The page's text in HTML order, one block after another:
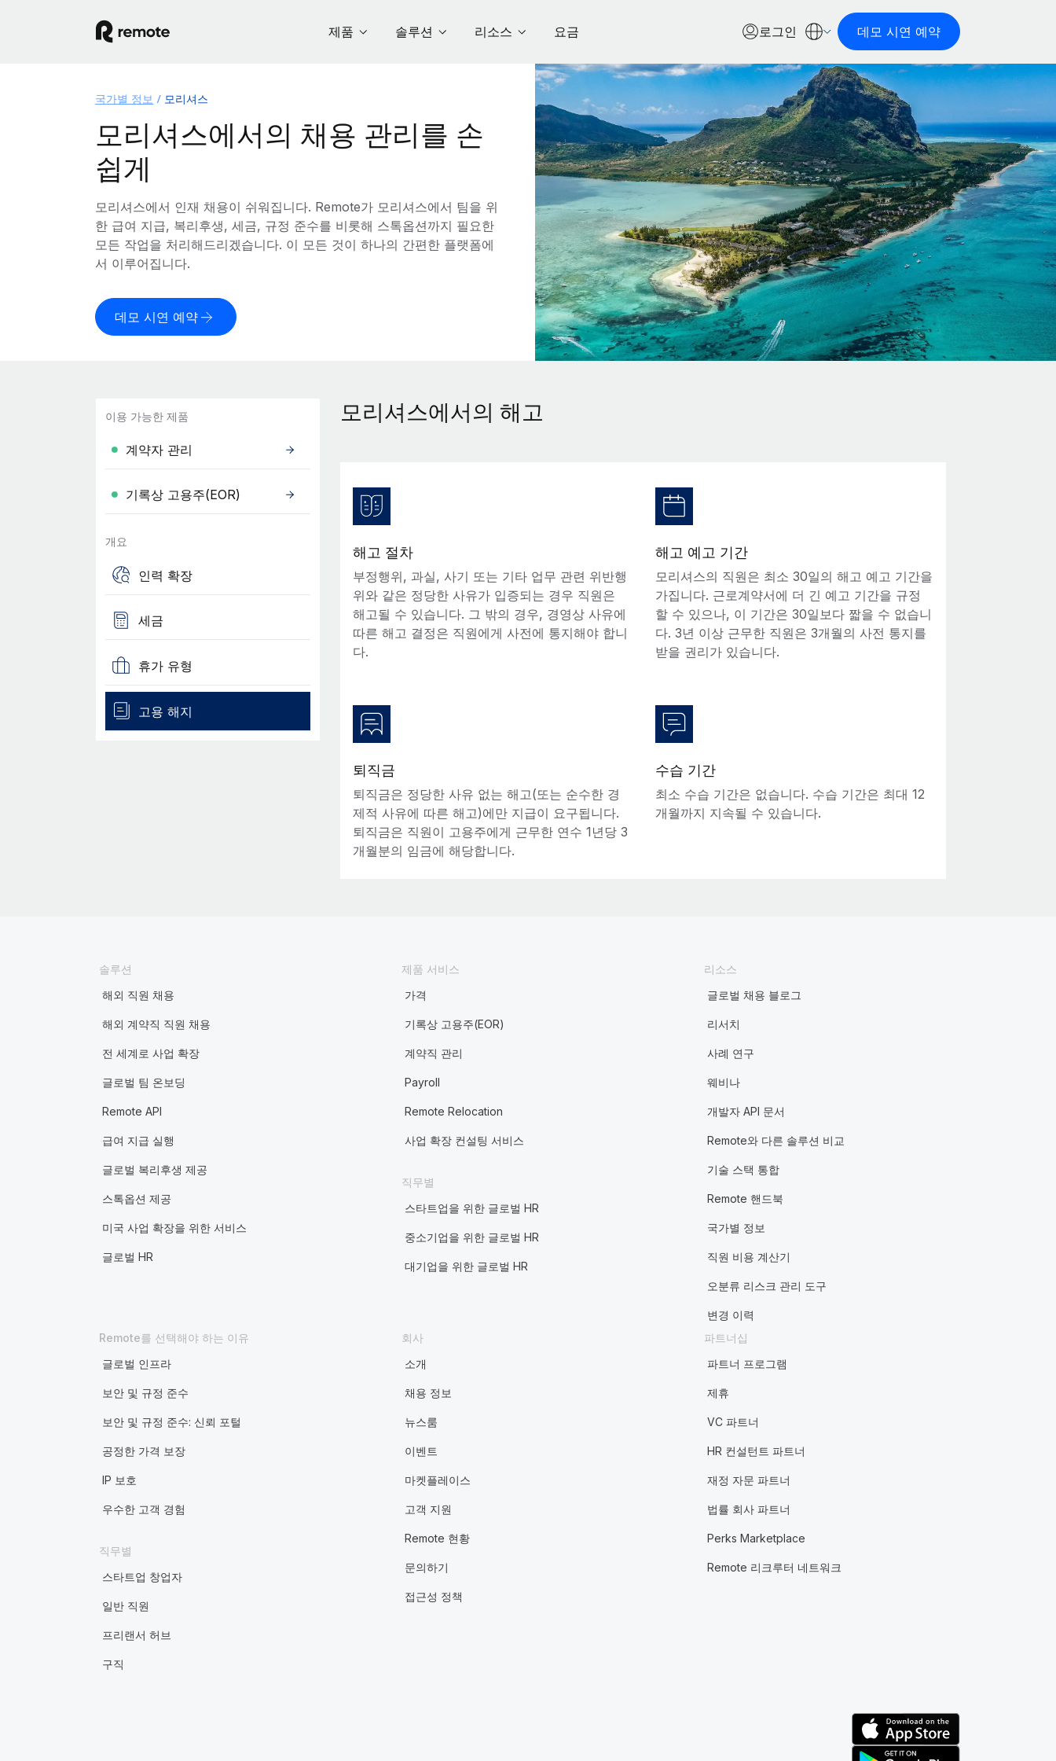
제품 솔루션 리소스 요금 로그인 데모 시연 예약
국가별 정보 모리셔스
모리셔스에서의 채용 관리를 손
쉽게
모리셔스에서 인재 채용이 쉬워집니다. Remote가 모리셔스에서 팀을 위
한 급여 지급, 복리후생, 세금, 규정 준수를 비롯해 스톡옵션까지 필요한
모든 작업을 처리해드리겠습니다. 이 모든 것이 하나의 간편한 플랫폼에
서 이루어집니다.
데모 시연 예약
이용 가능한 제품
계약자 관리
기록상 고용주(EOR)
개요
인력 확장
세금
휴가 유형
고용 해지
모리셔스에서의 해고
해고 절차
부정행위, 과실, 사기 또는 기타 업무 관련 위반행
위와 같은 정당한 사유가 입증되는 경우 직원은
해고될 수 있습니다. 그 밖의 경우, 경영상 사유에
따른 해고 결정은 직원에게 사전에 통지해야 합니
다.
해고 예고 기간
모리셔스의 직원은 최소 30일의 해고 예고 기간을
가집니다. 근로계약서에 더 긴 예고 기간을 규정
할 수 있으나, 이 기간은 30일보다 짧을 수 없습니
다. 3년 이상 근무한 직원은 3개월의 사전 통지를
받을 권리가 있습니다.
퇴직금
퇴직금은 정당한 사유 없는 해고(또는 순수한 경
제적 사유에 따른 해고)에만 지급이 요구됩니다.
퇴직금은 직원이 고용주에게 근무한 연수 1년당 3
개월분의 임금에 해당합니다.
수습 기간
최소 수습 기간은 없습니다. 수습 기간은 최대 12
개월까지 지속될 수 있습니다.
솔루션
해외 직원 채용
해외 계약직 직원 채용
전 세계로 사업 확장
글로벌 팀 온보딩
Remote API
급여 지급 실행
글로벌 복리후생 제공
스톡옵션 제공
미국 사업 확장을 위한 서비스
글로벌 HR
제품 서비스
가격
기록상 고용주(EOR)
계약직 관리
Payroll
Remote Relocation
사업 확장 컨설팅 서비스
직무별
스타트업을 위한 글로벌 HR
중소기업을 위한 글로벌 HR
대기업을 위한 글로벌 HR
리소스
글로벌 채용 블로그
리서치
사례 연구
웨비나
개발자 API 문서
Remote와 다른 솔루션 비교
기술 스택 통합
Remote 핸드북
국가별 정보
직원 비용 계산기
오분류 리스크 관리 도구
변경 이력
Remote를 선택해야 하는 이유
글로벌 인프라
보안 및 규정 준수
보안 및 규정 준수: 신뢰 포털
공정한 가격 보장
IP 보호
우수한 고객 경험
직무별
스타트업 창업자
일반 직원
프리랜서 허브
구직
회사
소개
채용 정보
뉴스룸
이벤트
마켓플레이스
고객 지원
Remote 현황
문의하기
접근성 정책
파트너십
파트너 프로그램
제휴
VC 파트너
HR 컨설턴트 파트너
재정 자문 파트너
법률 회사 파트너
Perks Marketplace
Remote 리크루터 네트워크